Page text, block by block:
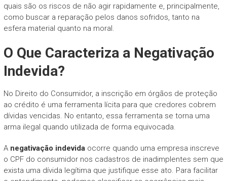
quais são os riscos de não agir rapidamente e, principalmente,
como buscar a reparação pelos danos sofridos, tanto na
esfera material quanto na moral.
O Que Caracteriza a Negativação
Indevida?
No Direito do Consumidor, a inscrição em órgãos de proteção
ao crédito é uma ferramenta lícita para que credores cobrem
dívidas vencidas. No entanto, essa ferramenta se torna uma
arma ilegal quando utilizada de forma equivocada.
A negativação indevidaocorre quando uma empresa inscreve
o CPF do consumidor nos cadastros de inadimplentes sem que
exista uma dívida legítima que justifique esse ato. Para facilitar